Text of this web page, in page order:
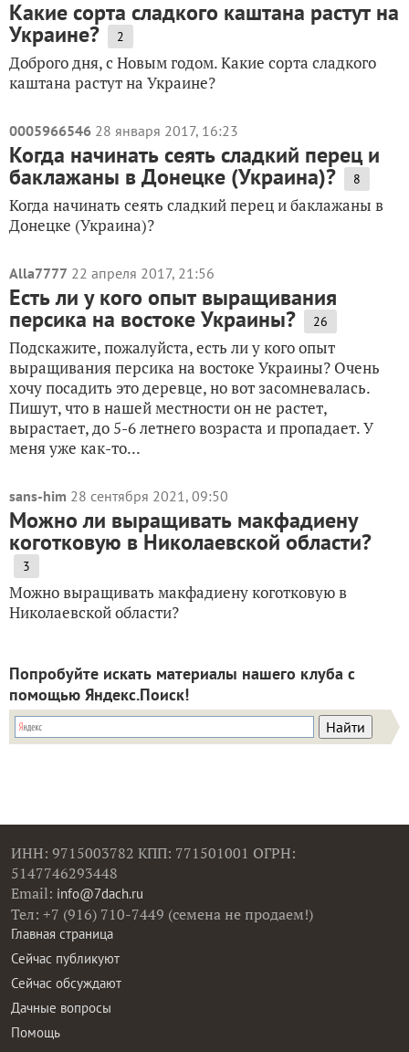
Какие сорта сладкого каштана растут на
Украине? 2
Доброго дня, с Новым годом. Какие сорта сладкого
каштана растут на Украине?
0005966546 28 января 2017, 16:23
Когда начинать сеять сладкий перец и
баклажаны в Донецке (Украина)? 8
Когда начинать сеять сладкий перец и баклажаны в
Донецке (Украина)?
Alla7777 22 апреля 2017, 21:56
Есть ли у кого опыт выращивания
персика на востоке Украины? 26
Подскажите, пожалуйста, есть ли у кого опыт
выращивания персика на востоке Украины? Очень
хочу посадить это деревце, но вот засомневалась.
Пишут, что в нашей местности он не растет,
вырастает, до 5-6 летнего возраста и пропадает. У
меня уже как-то...
sans-him 28 сентября 2021, 09:50
Можно ли выращивать макфадиену
коготковую в Николаевской области?
3
Можно выращивать макфадиену коготковую в
Николаевской области?
Попробуйте искать материалы нашего клуба с
помощью Яндекс.Поиск!
ИНН: 9715003782 КПП: 771501001 ОГРН:
5147746293448
Email: info@7dach.ru
Тел: +7 (916) 710-7449 (семена не продаем!)
Главная страница
Сейчас публикуют
Сейчас обсуждают
Дачные вопросы
Помощь